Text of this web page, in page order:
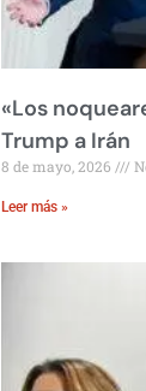
«Los
Trump a Irán
8 de mayo, 2026
Leer más »